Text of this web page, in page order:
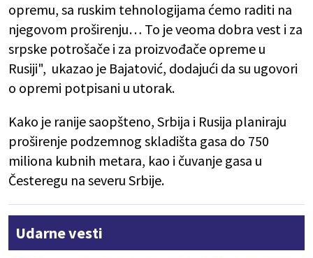
opremu, sa ruskim tehnologijama ćemo raditi na
njegovom proširenju… To je veoma dobra vest i za
srpske potrošače i za proizvođače opreme u
Rusiji", ukazao je Bajatović, dodajući da su ugovori
o opremi potpisani u utorak.
Kako je ranije saopšteno, Srbija i Rusija planiraju
proširenje podzemnog skladišta gasa do 750
miliona kubnih metara, kao i čuvanje gasa u
Česteregu na severu Srbije.
Udarne vesti